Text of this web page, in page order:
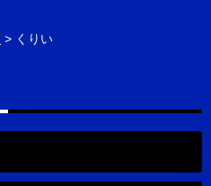
> くりい